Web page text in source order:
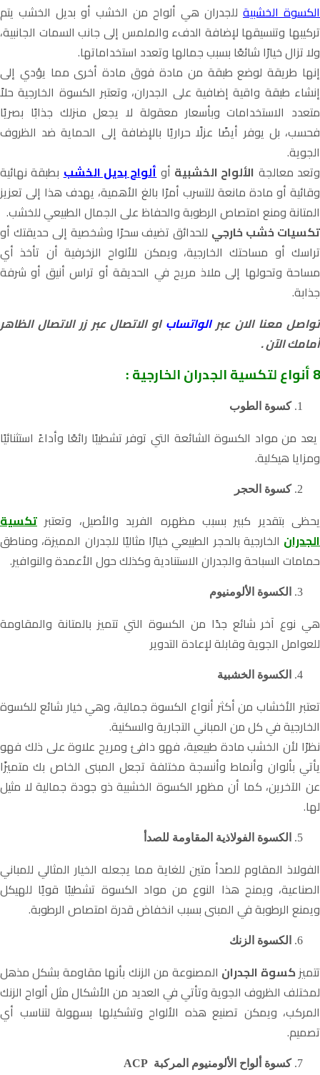
الكسوة الخشبية للجدران هي ألواح من الخشب أو بديل الخشب يتم
تركيبها وتنسيقها لإضافة الدفء والملمس إلى جانب السمات الجانبية،
ولا تزال خيارًا شائعًا بسبب جمالها وتعدد استخداماتها.
إنها طريقة لوضع طبقة من مادة فوق مادة أخرى مما يؤدي إلى
إنشاء طبقة واقية إضافية على الجدران، وتعتبر الكسوة الخارجية حلاً
متعدد الاستخدامات وبأسعار معقولة لا يجعل منزلك جذابًا بصريًا
فحسب، بل يوفر أيضًا عزلًا حراريًا بالإضافة إلى الحماية ضد الظروف
الجوية.
وتعد معالجة الألواح الخشبية أوألواح بديل الخشببطبقة نهائية
وقائية أو مادة مانعة للتسرب أمرًا بالغ الأهمية، يهدف هذا إلى تعزيز
المتانة ومنع امتصاص الرطوبة والحفاظ على الجمال الطبيعي للخشب.
تكسيات خشب خارجي للحدائق تضيف سحرًا وشخصية إلى حديقتك أو
تراسك أو مساحتك الخارجية، ويمكن للألواح الزخرفية أن تأخذ أي
مساحة وتحولها إلى ملاذ مريح في الحديقة أو تراس أنيق أو شرفة
جذابة.
تواصل معنا الان عبرالواتساباو الاتصال عبر زر الاتصال الظاهر
أمامك الآن .
8 أنواع لتكسية الجدران الخارجية :
كسوة الطوب
يعد من مواد الكسوة الشائعة التي توفر تشطيبًا رائعًا وأداءً استثنائيًا
ومزايا هيكلية.
كسوة الحجر
يحظى بتقدير كبير بسبب مظهره الفريد والأصيل، وتعتبر تكسية
الجدران الخارجية بالحجر الطبيعي خيارًا مثاليًا للجدران المميزة، ومناطق
حمامات السباحة والجدران الاستنادية وكذلك حول الأعمدة والنوافير.
الكسوة الألومنيوم
هي نوع آخر شائع جدًا من الكسوة التي تتميز بالمتانة والمقاومة
للعوامل الجوية وقابلة لإعادة التدوير
الكسوة الخشبية
تعتبر الأخشاب من أكثر أنواع الكسوة جمالية، وهي خيار شائع للكسوة
الخارجية في كل من المباني التجارية والسكنية.
نظرًا لأن الخشب مادة طبيعية، فهو دافئ ومريح علاوة على ذلك فهو
يأتي بألوان وأنماط وأنسجة مختلفة تجعل المبنى الخاص بك متميزًا
عن الآخرين، كما أن مظهر الكسوة الخشبية ذو جودة جمالية لا مثيل
لها.
الكسوة الفولاذية المقاومة للصدأ
الفولاذ المقاوم للصدأ متين للغاية مما يجعله الخيار المثالي للمباني
الصناعية، ويمنح هذا النوع من مواد الكسوة تشطيبًا قويًا للهيكل
ويمنع الرطوبة في المبنى بسبب انخفاض قدرة امتصاص الرطوبة.
الكسوة الزنك
تتميزكسوة الجدران المصنوعة من الزنك بأنها مقاومة بشكل مذهل
لمختلف الظروف الجوية وتأتي في العديد من الأشكال مثل ألواح الزنك
المركب، ويمكن تصنيع هذه الألواح وتشكيلها بسهولة لتناسب أي
تصميم.
كسوة ألواح الألومنيوم المركبة ACP